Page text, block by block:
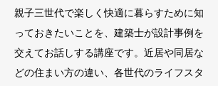
親子三世代で楽しく快適に暮らすために知
っておきたいことを、建築士が設計事例を
交えてお話しする講座です。近居や同居な
どの住まい方の違い、各世代のライフスタ